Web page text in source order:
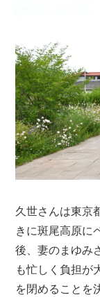
久世さんは東京
きに斑尾高原に
後、妻のまゆみ
も忙しく負担が
を閉めることを